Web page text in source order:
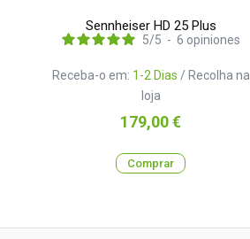
Sennheiser HD 25 Plus
Receba-o em: 1-2 Dias / Recolha na
loja
5/5 - 6 opiniones
Preço
179,00 €
Comprar